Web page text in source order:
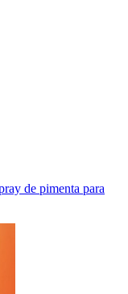
de pimenta para